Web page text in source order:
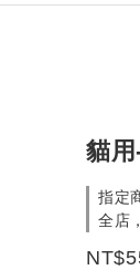
貓
指定
全店